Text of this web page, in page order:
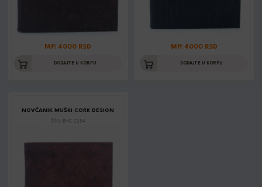
MP: 4000 RSD
DODAJTE U KORPU
MP: 4000 RSD
DODAJTE U KORPU
NOVČANIK MUŠKI CORK DESIGN
Šifra: BAG-2254